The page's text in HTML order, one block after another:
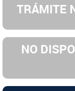
TRÁMITE
NO